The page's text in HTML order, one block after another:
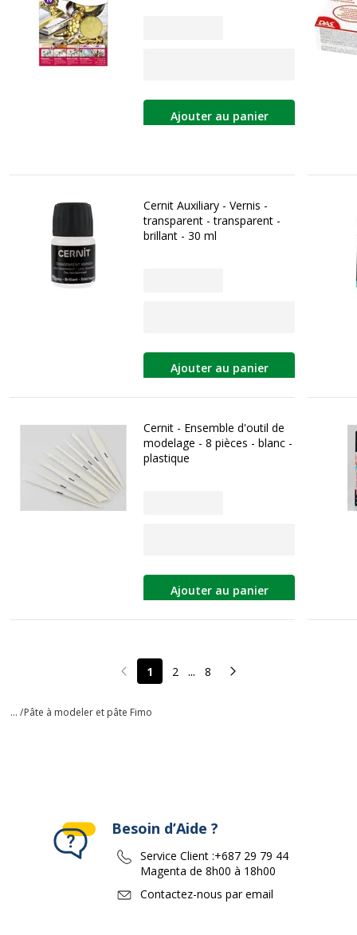
Ajouter au panier
Cernit Auxiliary - Vernis -
transparent - transparent -
brillant - 30 ml
Ajouter au panier
Cernit - Ensemble d'outil de
modelage - 8 pièces - blanc -
plastique
Ajouter au panier
Page précédente
1 2 ... 8 Page suivante
... /Pâte à modeler et pâte Fimo
Besoin d’Aide ?
Service Client :+687 29 79 44
Magenta de 8h00 à 18h00
Contactez-nous par email